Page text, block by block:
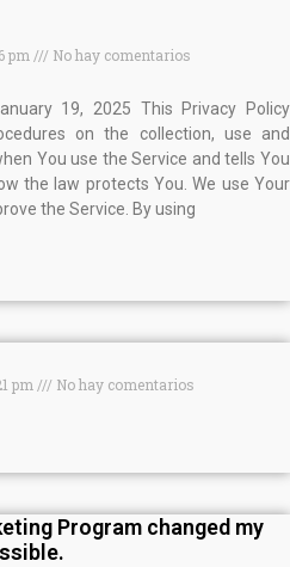
pm No hay comentarios
19, 2025 This Privacy Policy
on the collection, use and
You use the Service and tells You
the law protects You. We use Your
the Service. By using
pm No hay comentarios
Program changed my